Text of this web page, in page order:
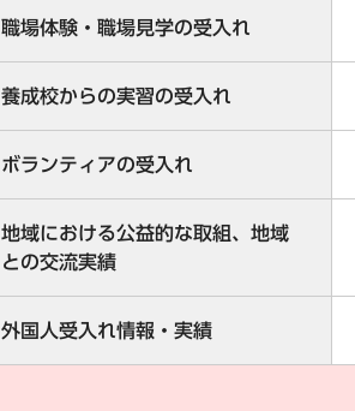
職場体験・職場見学の受入れ
養成校からの実習の受入れ
ボランティアの受入れ
地域における公益的な取組、地域
との交流実績
外国人受入れ情報・実績